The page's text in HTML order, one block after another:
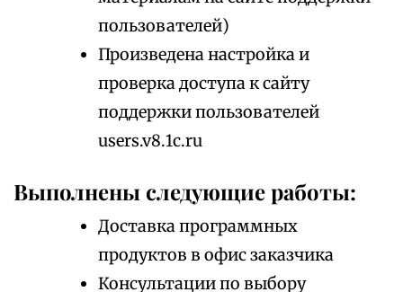
пользователей)
Произведена настройка и
проверка доступа к сайту
поддержки пользователей
users.v8.1c.ru
Выполнены следующие работы:
Доставка программных
продуктов в офис заказчика
Консультации по выбору